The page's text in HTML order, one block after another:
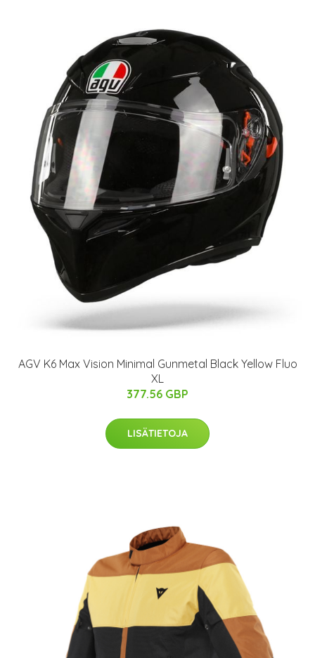
AGV K6 Max Vision Minimal Gunmetal Black Yellow Fluo
XL
377.56 GBP
LISÄTIETOJA